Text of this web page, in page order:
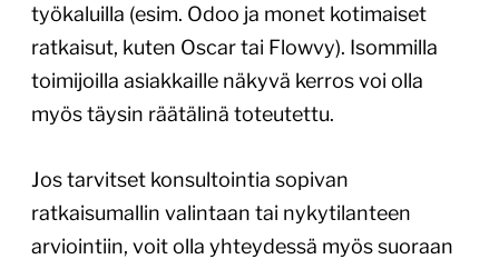
työkaluilla (esim. Odoo ja monet kotimaiset
ratkaisut, kuten Oscar tai Flowvy). Isommilla
toimijoilla asiakkaille näkyvä kerros voi olla
myös täysin räätälinä toteutettu.
Jos tarvitset konsultointia sopivan
ratkaisumallin valintaan tai nykytilanteen
arviointiin, voit olla yhteydessä myös suoraan